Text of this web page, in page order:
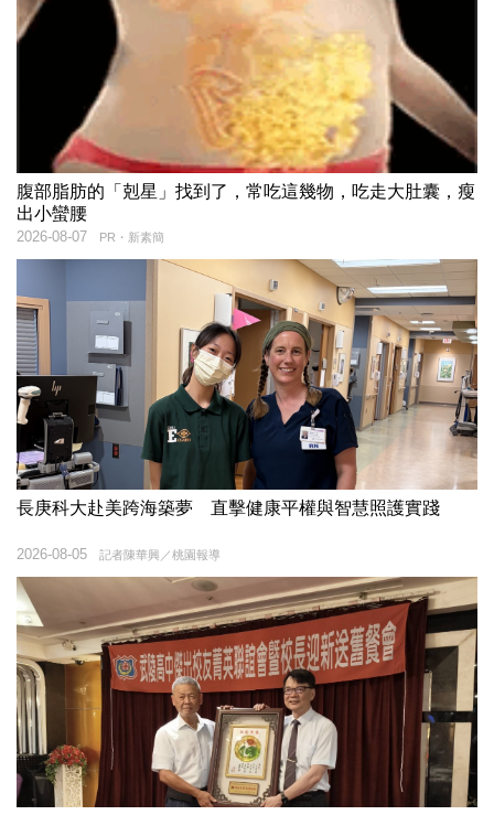
腹部脂肪的「剋星」找到了，常吃這幾物，吃走大肚囊，瘦
出小蠻腰
PR・新素簡
2026-08-07
長庚科大赴美跨海築夢 直擊健康平權與智慧照護實踐
記者陳華興／桃園報導
2026-08-05